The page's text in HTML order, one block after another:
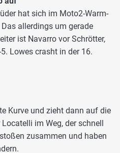
hat sich im Moto2-Warm-
allerdings um gerade
ist Navarro vor Schrötter,
Lowes crasht in der 16.
Kurve und zieht dann auf die
im Weg, der schnell
zusammen und haben